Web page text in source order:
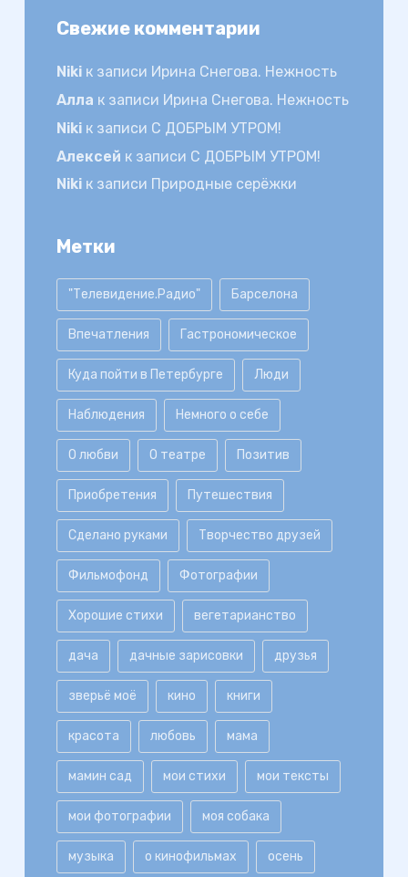
Свежие комментарии
Nikiк записи Ирина Снегова. Нежность
Алла к записи Ирина Снегова. Нежность
Nikiк записи С ДОБРЫМ УТРОМ!
Алексей к записи С ДОБРЫМ УТРОМ!
Nikiк записи Природные серёжки
Метки
"Телевидение.Радио" Барселона
Впечатления Гастрономическое
Куда пойти в Петербурге Люди
Наблюдения Немного о себе
О любви О театре Позитив
Приобретения Путешествия
Сделано руками Творчество друзей
Фильмофонд Фотографии
Хорошие стихи вегетарианство
дача дачные зарисовки друзья
зверьё моё кино книги
красота любовь мама
мамин сад мои стихи мои тексты
мои фотографии моя собака
музыка о кинофильмах осень